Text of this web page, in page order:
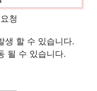
청
생 할 수 있습니다.
될 수 있습니다.